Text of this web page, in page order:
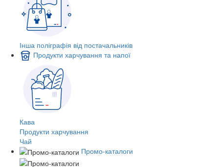
Інша поліграфія від постачальників
Продукти харчування та напої
Кава
Продукти харчування
Чай
Промо-каталоги